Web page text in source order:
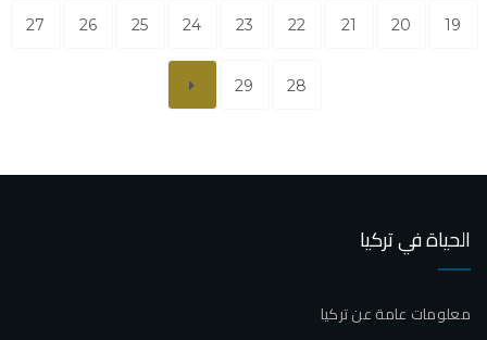
19
20
21
22
23
24
25
26
27
28
29
الحياة في تركيا
معلومات عامة عن تركيا